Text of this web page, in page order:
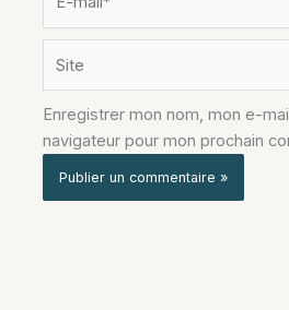
mail*
Enregistrer mon nom, mon e-
navigateur pour mon prochain